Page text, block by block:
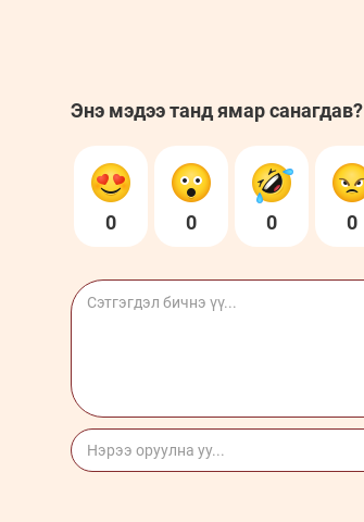
Энэ мэдээ танд ямар санагдав?
0 0 0 0